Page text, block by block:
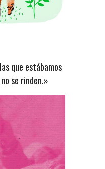
que estábamos
se rinden.»